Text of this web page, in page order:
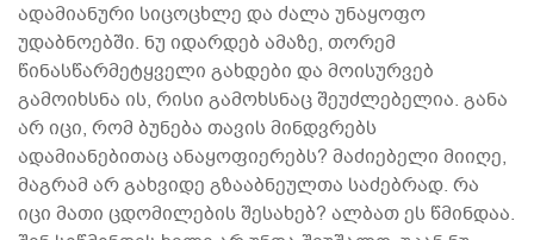
ადამიანური სიცოცხლე და ძალა უნაყოფო
უდაბნოებში. ნუ იდარდებ ამაზე, თორემ
წინასწარმეტყველი გახდები და მოისურვებ
გამოიხსნა ის, რისი გამოხსნაც შეუძლებელია. განა
არ იცი, რომ ბუნება თავის მინდვრებს
ადამიანებითაც ანაყოფიერებს? მაძიებელი მიიღე,
მაგრამ არ გახვიდე გზააბნეულთა საძებრად. რა
იცი მათი ცდომილების შესახებ? ალბათ ეს წმინდაა.